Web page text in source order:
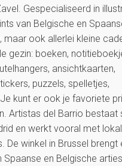
Gespecialiseerd in
van Belgische en
maar ook allerlei kleine
gezin: boeken,
ansichtkaarten,
puzzels, spelletjes,
kunt er ook je favoriete
Artistas del Barrio bestaat
en werkt vooral met
De winkel in Brussel brengt
Spaanse en Belgische